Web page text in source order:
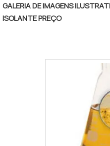
GALERIA DE IMAGENS
ISOLANTE PREÇO